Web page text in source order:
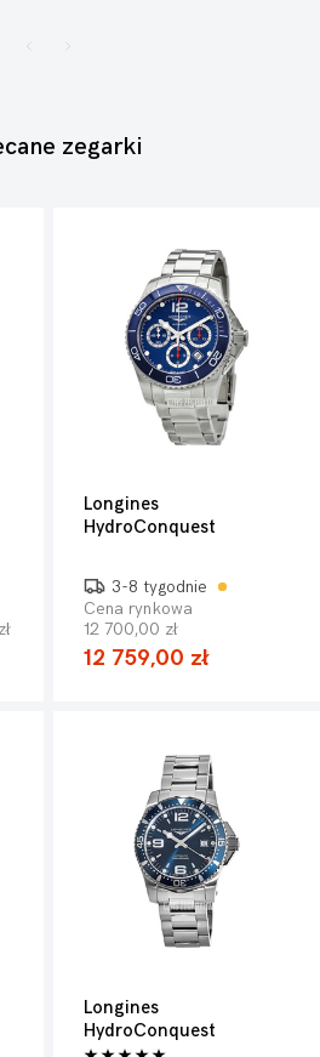
zegarki
Longines
HydroConquest
3-8 tygodnie
Cena rynkowa
12 700,00 zł
12 759,00 zł
Longines
HydroConquest